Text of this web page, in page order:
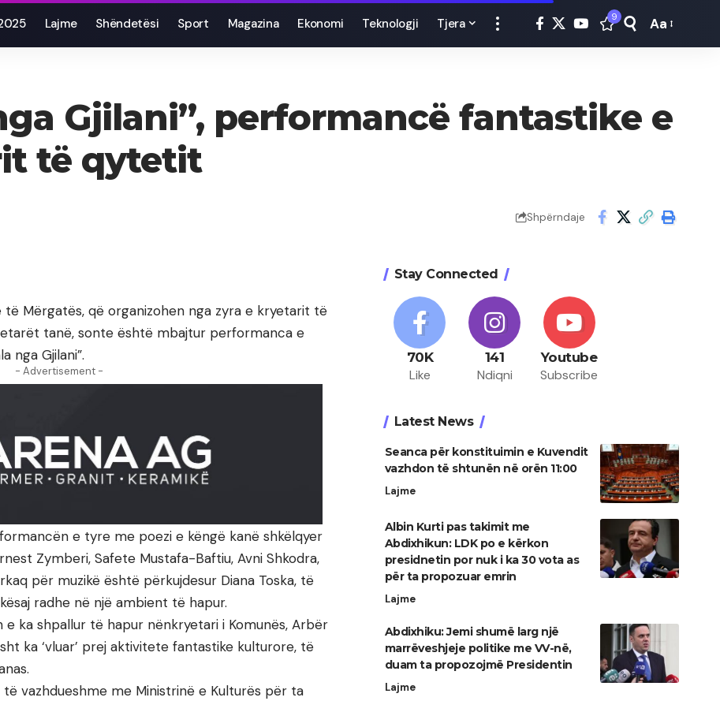
Lajme Shëndetësi Sport Magazina Ekonomi Teknologji Tjera 9
Font
Aa
Gjilani”, performancë fantastike e
të qytetit
Shpërndaje
Mërgatës, që organizohen nga zyra e kryetarit të
tanë, sonte është mbajtur performanca e
nga Gjilani”.
- Advertisement -
e tyre me poezi e këngë kanë shkëlqyer
Zymberi, Safete Mustafa-Baftiu, Avni Shkodra,
për muzikë është përkujdesur Diana Toska, të
radhe në një ambient të hapur.
ka shpallur të hapur nënkryetari i Komunës, Arbër
ka ‘vluar’ prej aktivitete fantastike kulturore, të
vazhdueshme me Ministrinë e Kulturës për ta
Stay Connected
70K
Like
141
Ndiqni
Youtube
Subscribe
Latest News
Seanca për konstituimin e Kuvendit
vazhdon të shtunën në orën 11:00
Lajme
Albin Kurti pas takimit me
Abdixhikun: LDK po e kërkon
presidnetin por nuk i ka 30 vota as
për ta propozuar emrin
Lajme
Abdixhiku: Jemi shumë larg një
marrëveshjeje politike me VV-në,
duam ta propozojmë Presidentin
Lajme